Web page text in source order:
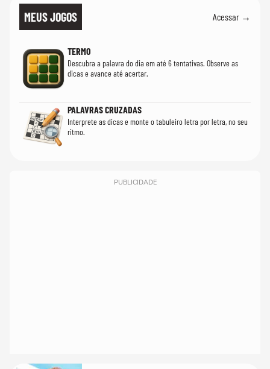
MEUS JOGOS Acessar →
TERMO
Descubra a palavra do dia em até 6 tentativas. Observe as
dicas e avance até acertar.
PALAVRAS CRUZADAS
Interprete as dicas e monte o tabuleiro letra por letra, no seu
ritmo.
PUBLICIDADE